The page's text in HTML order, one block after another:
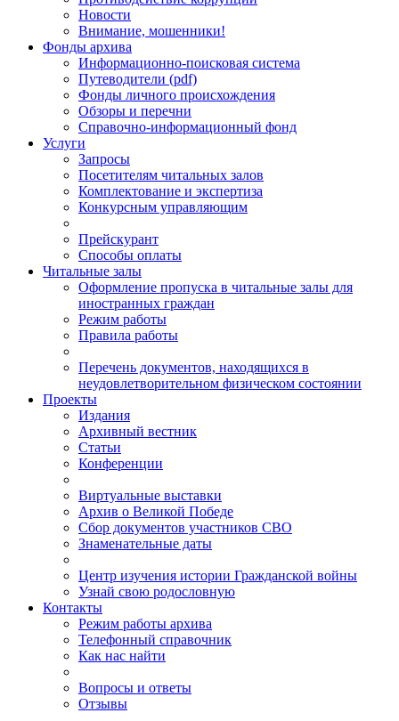
Новости
Внимание, мошенники!
Фонды архива
Информационно-поисковая система
Путеводители (pdf)
Фонды личного происхождения
Обзоры и перечни
Справочно-информационный фонд
Услуги
Запросы
Посетителям читальных залов
Комплектование и экспертиза
Конкурсным управляющим
Прейскурант
Способы оплаты
Читальные залы
Оформление пропуска в читальные залы для
иностранных граждан
Режим работы
Правила работы
Перечень документов, находящихся в
неудовлетворительном физическом состоянии
Проекты
Издания
Архивный вестник
Статьи
Конференции
Виртуальные выставки
Архив о Великой Победе
Сбор документов участников СВО
Знаменательные даты
Центр изучения истории Гражданской войны
Узнай свою родословную
Контакты
Режим работы архива
Телефонный справочник
Как нас найти
Вопросы и ответы
Отзывы